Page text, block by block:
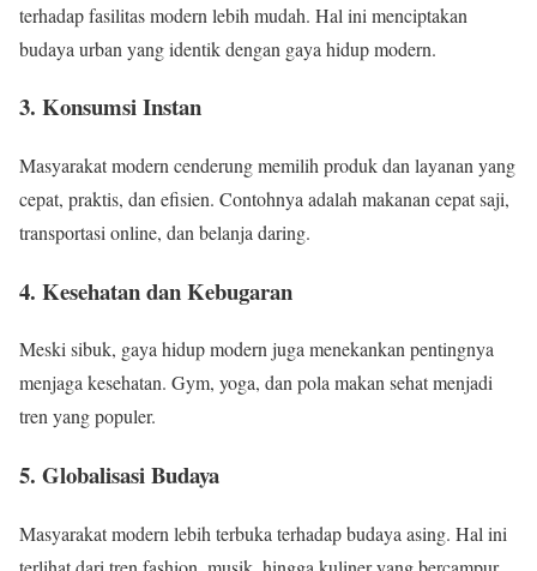
terhadap fasilitas modern lebih mudah. Hal ini menciptakan
budaya urban yang identik dengan gaya hidup modern.
3. Konsumsi Instan
Masyarakat modern cenderung memilih produk dan layanan yang
cepat, praktis, dan efisien. Contohnya adalah makanan cepat saji,
transportasi online, dan belanja daring.
4. Kesehatan dan Kebugaran
Meski sibuk, gaya hidup modern juga menekankan pentingnya
menjaga kesehatan. Gym, yoga, dan pola makan sehat menjadi
tren yang populer.
5. Globalisasi Budaya
Masyarakat modern lebih terbuka terhadap budaya asing. Hal ini